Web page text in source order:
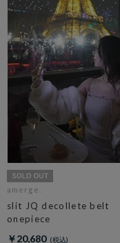
amerge.
slit JQ decollete belt
onepiece
￥20,680